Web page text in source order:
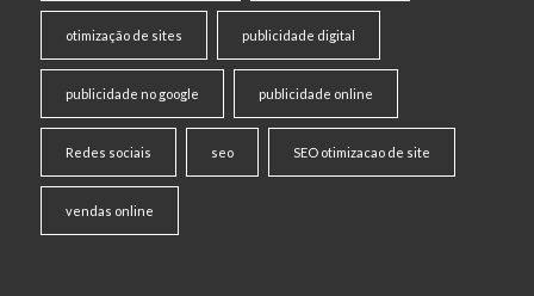
otimização de sites publicidade digital
publicidade no google publicidade online
Redes sociais seo SEO otimizacao de site
vendas online